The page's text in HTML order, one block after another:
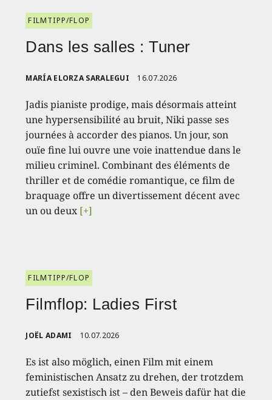
FILMTIPP/FLOP
Dans les salles : Tuner
MARÍA ELORZA SARALEGUI 16.07.2026
Jadis pianiste prodige, mais désormais atteint
une hypersensibilité au bruit, Niki passe ses
journées à accorder des pianos. Un jour, son
ouïe fine lui ouvre une voie inattendue dans le
milieu criminel. Combinant des éléments de
thriller et de comédie romantique, ce film de
braquage offre un divertissement décent avec
un ou deux[+]
FILMTIPP/FLOP
Filmflop: Ladies First
JOËL ADAMI 10.07.2026
Es ist also möglich, einen Film mit einem
feministischen Ansatz zu drehen, der trotzdem
zutiefst sexistisch ist – den Beweis dafür hat die